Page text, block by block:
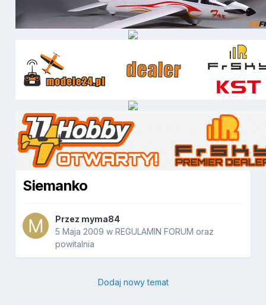
Siemanko
Przez myma84
5 Maja 2009 wREGULAMIN FORUM oraz
powitalnia
Dodaj nowy temat